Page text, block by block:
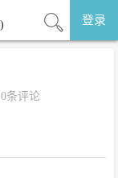
登录
0条评论